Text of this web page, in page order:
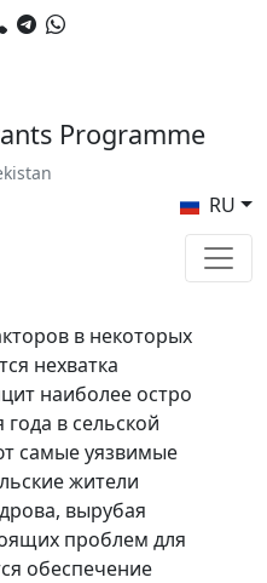
Programme
RU
в некоторых
нехватка
наиболее остро
в сельской
самые уязвимые
жители
вырубая
проблем для
обеспечение